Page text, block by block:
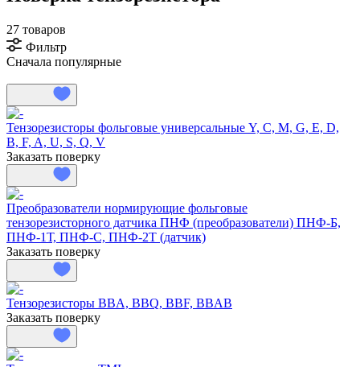
27 товаров
Фильтр
Сначала популярные
Тензорезисторы фольговые универсальные Y, C, M, G, E, D,
B, F, A, U, S, Q, V
Заказать поверку
Преобразователи нормирующие фольговые
тензорезисторного датчика ПНФ (преобразователи) ПНФ-Б,
ПНФ-1Т, ПНФ-С, ПНФ-2Т (датчик)
Заказать поверку
Тензорезисторы BBA, BBQ, BBF, BBAB
Заказать поверку